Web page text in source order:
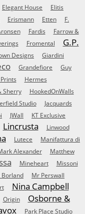
Elegant House Elitis
Erismann Etten
F.
Fardis
Farrow &
Fromental
G.P.
Designs
Giardini
Grandefiore
Guy
Hermes
Sherry HookedOnWalls
Studio
Jacquards
JWall
KT Exclusive
Lincrusta
Linwood
Lutece
Manifattura di
Alexander
Matthew
Mineheart
Missoni
Borland
Mr Perswall
Nina Campbell
Origin
Osborne &
Park Place Studio